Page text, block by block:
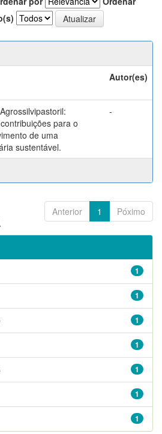
Autor(es)
para o
de uma
sustentável.
-
Anterior 1 Póximo
1
1
1
1
1
1
1